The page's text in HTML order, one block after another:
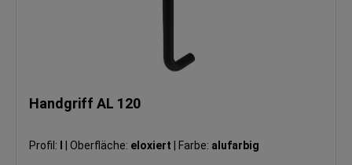
Handgriff AL 120
Profil: Oberfläche: eloxiert Farbe: alufarbig